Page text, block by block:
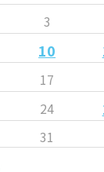
3
10
17
24
31